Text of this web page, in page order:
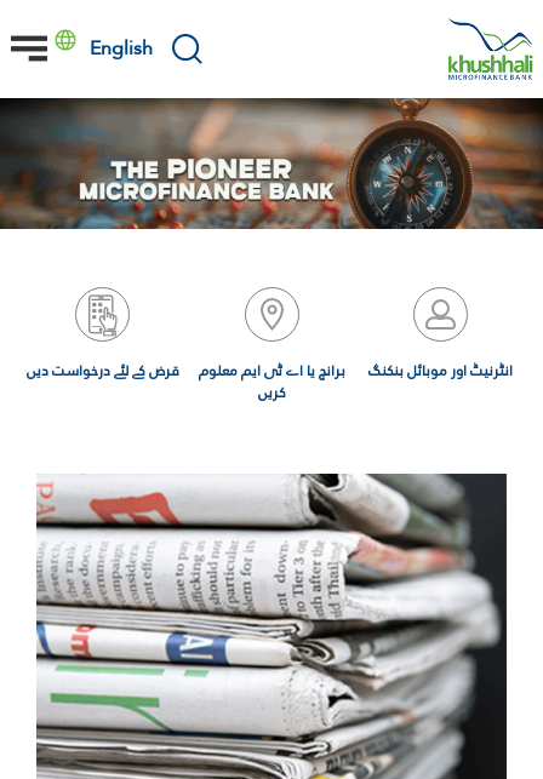
content
English
انٹرنیٹ اور موبائل بنکنگ
برانچ یا اے ٹی ایم معلوم
کریں
قرض کے لئے درخواست دیں